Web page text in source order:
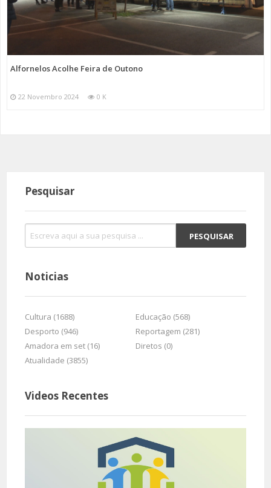
Alfornelos Acolhe Feira de Outono
22 Novembro 2024 0 K
Pesquisar
Noticias
Cultura (1688)
Educação (568)
Desporto (946)
Reportagem (281)
Amadora em set (16)
Diretos (0)
Atualidade (3855)
Videos Recentes